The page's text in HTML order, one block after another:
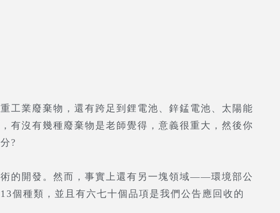
業廢棄物，還有跨足到鋰電池、鋅錳電池、太陽能
有沒有幾種廢棄物是老師覺得，意義很重大，然後你
?
的開發。然而，事實上還有另一塊領域——環境部公
個種類，並且有六七十個品項是我們公告應回收的